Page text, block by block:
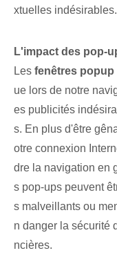
xtuelles indésirables.
L'impact des pop-
Les fenêtres popup
ue lors de notre
es publicités
s. En plus d'être
otre connexion
dre la navigation en
s pop-ups peuvent
s malveillants ou
n danger la sécurité
ncières.